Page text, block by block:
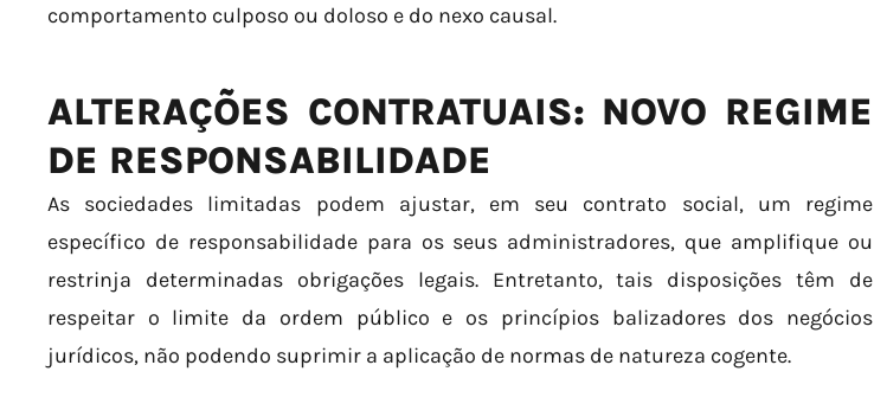
comportamento culposo ou doloso e do nexo causal.
ALTERAÇÕES CONTRATUAIS: NOVO REGIME
DE RESPONSABILIDADE
As sociedades limitadas podem ajustar, em seu contrato social, um regime
específico de responsabilidade para os seus administradores, que amplifique ou
restrinja determinadas obrigações legais. Entretanto, tais disposições têm de
respeitar o limite da ordem público e os princípios balizadores dos negócios
jurídicos, não podendo suprimir a aplicação de normas de natureza cogente.